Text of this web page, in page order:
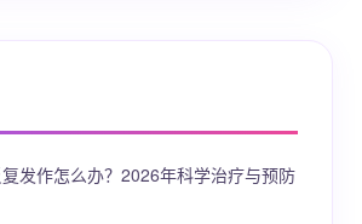
发作怎么办？2026年科学治疗与预防